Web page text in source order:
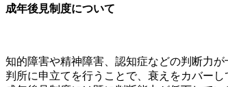
成年後見制度について
知的障害や精神障害、認知症などの判断力
判所に申立てを行うことで、衰えをカバー